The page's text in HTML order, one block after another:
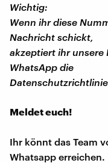
Wichtig:
Wenn ihr diese
Nachricht schickt,
akzeptiert ihr unsere
WhatsApp die
Meldet euch!
Ihr könnt das Team
Whatsapp erreichen.